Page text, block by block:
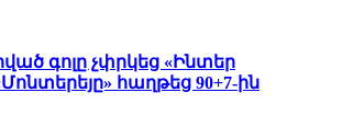
գոլը չփրկեց «Ինտեր
հաղթեց 90+7-ին